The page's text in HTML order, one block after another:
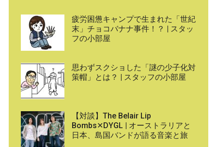
疲労困憊キャンプで生まれた「世紀
末」チョコバナナ事件！？ | スタッ
フの小部屋
思わずスクショした「謎の少子化対
策帽」とは？ | スタッフの小部屋
【対談】The Belair Lip
Bombs✕DYGL | オーストラリアと
日本、島国バンドが語る音楽と旅